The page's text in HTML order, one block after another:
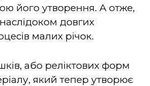
його утворення. А отже,
довгих
малих річок.
або реліктових форм
який тепер утворює